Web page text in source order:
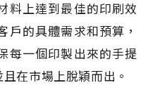
料上達到最佳的印刷效
戶的具體需求和預算，
每一個印製出來的手提
在市場上脫穎而出。